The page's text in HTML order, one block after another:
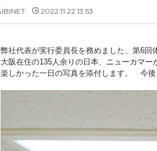
IBINET 2022.11.22 13:53
弊社代表が実行委員長を務めました、第6回
大阪在住の135人余りの日本、ニューカマー
楽しかった一日の写真を添付します。 今後